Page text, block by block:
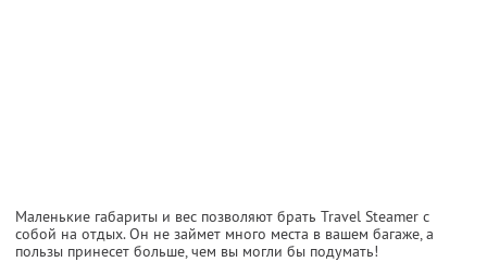
Маленькие габариты и вес позволяют брать Travel Steamer с
собой на отдых. Он не займет много места в вашем багаже, а
пользы принесет больше, чем вы могли бы подумать!